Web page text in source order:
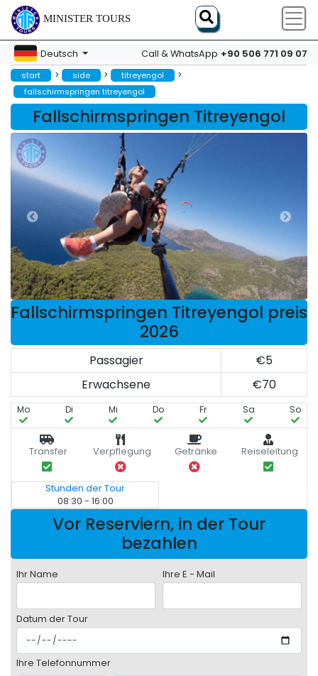
MINISTER TOURS
Deutsch Call & WhatsApp +90 506 771 09 07
start > side > titreyengol >
fallschirmspringen titreyengol
Fallschirmspringen Titreyengol
Fallschirmspringen Titreyengol preis
2026
Passagier
€5
Erwachsene
€70
Mo Di Mi Do Fr Sa So
Transfer Verpflegung Getränke Reiseleitung
Stunden der Tour
08:30 - 16:00
Vor Reserviern, in der Tour
bezahlen
Ihr Name Ihre E - Mail
Datum der Tour
Ihre Telefonnummer